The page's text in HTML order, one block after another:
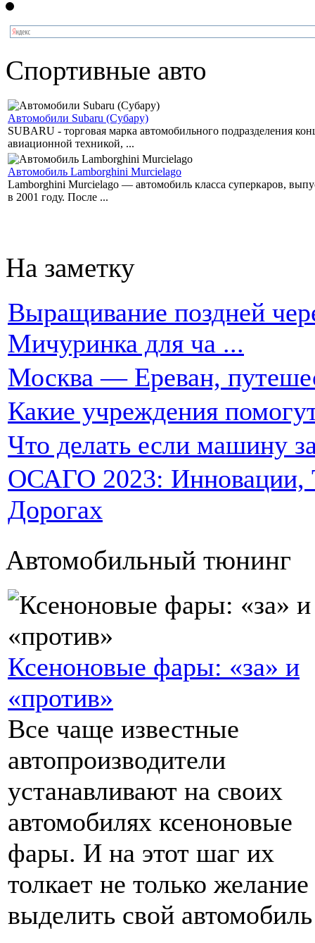
Спортивные авто
Автомобили Subaru (Субару)
SUBARU - торговая марка автомобильного подразделения
авиационной техникой, ...
Автомобиль Lamborghini Murcielago
Lamborghini Murcielago — автомобиль класса суперкаров,
в 2001 году. После ...
На заметку
Выращивание поздней
Мичуринка для ча ...
Москва — Ереван,
Какие учреждения
Что делать если машину
ОСАГО 2023: Инновации,
Дорогах
Автомобильный тюнинг
Ксеноновые фары: «за» и
«против»
Все чаще известные
автопроизводители
устанавливают на своих
автомобилях ксеноновые
фары. И на этот шаг их
толкает не только желание
выделить свой автомобиль